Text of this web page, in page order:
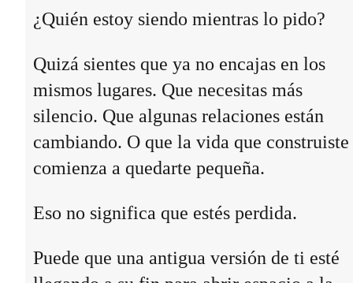
¿Quién estoy siendo mientras lo pido?
Quizá sientes que ya no encajas en los
mismos lugares. Que necesitas más
silencio. Que algunas relaciones están
cambiando. O que la vida que construiste
comienza a quedarte pequeña.
Eso no significa que estés perdida.
Puede que una antigua versión de ti esté